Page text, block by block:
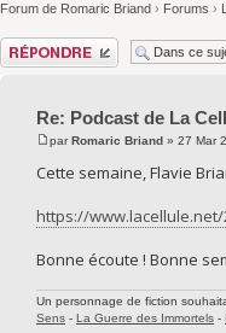
Forum de Romaric Briand › Forums ›
Répondre
Re: Podcast de La
parRomaric Briand » 27 Mar
Cette semaine, Flavie
https://
Bonne écoute ! Bonne
Un personnage de fiction
Sens - La Guerre des Immortels -